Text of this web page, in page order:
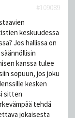
#109089
keskuudessa
Jos hallissa on
kanssa tulee
sopuun, jos joku
kesken
sitten
tehdä
jokaisesta